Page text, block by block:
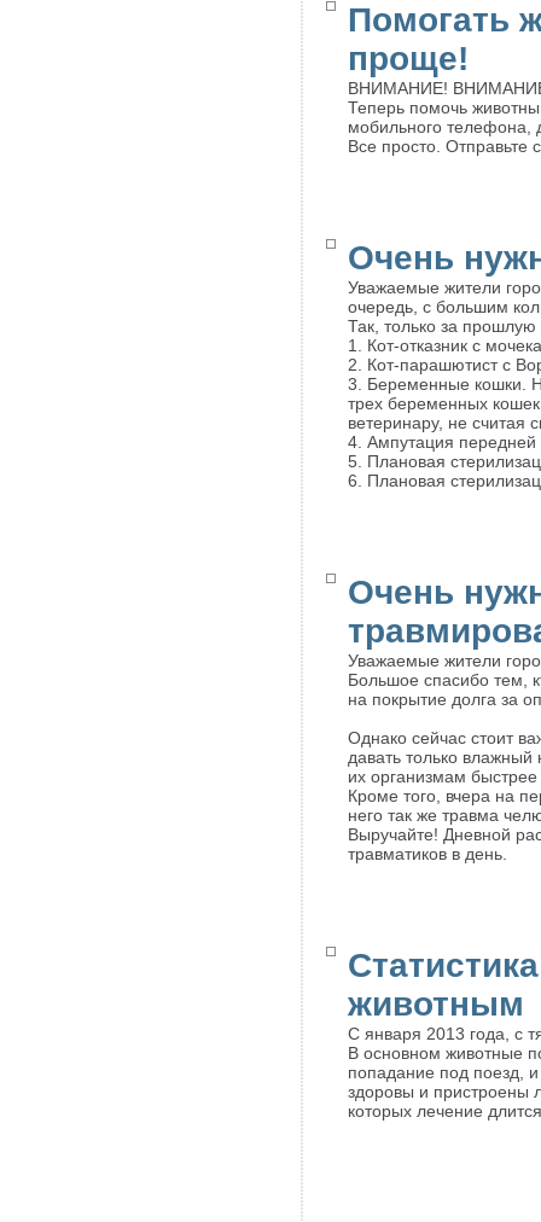
Помогать
проще!
ВНИМАНИЕ!
Теперь помочь
мобильного телефона,
Все просто.
Очень
Уважаемые жители
очередь, с большим
Так, только за
1. Кот-отказник с
2. Кот-парашютист с
3. Беременные кошки.
трех беременных
ветеринару, не считая
4. Ампутация
5. Плановая
6. Плановая
Очень
Уважаемые жители
Большое спасибо тем,
на покрытие долга за
Однако сейчас стоит
давать только
их организмам
Кроме того, вчера на
него так же травма
Выручайте! Дневной
травматиков в день.
животным
С января 2013 года, с
В основном животные
попадание под поезд,
здоровы и пристроены
которых лечение